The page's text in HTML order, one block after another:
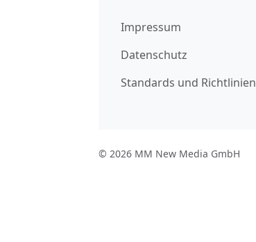
Impressum
Datenschutz
Standards und Richtlinien
© 2026 MM New Media GmbH